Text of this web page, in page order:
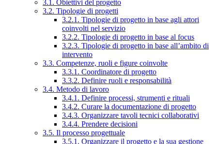
3.1. Obiettivi del progetto
3.2. Tipologie di progetti
3.2.1. Tipologie di progetto in base agli attori
coinvolti nel servizio
3.2.2. Tipologie di progetto in base al focus
3.2.3. Tipologie di progetto in base all’ambito di
intervento
3.3. Competenze, ruoli e figure coinvolte
3.3.1. Coordinatore di progetto
3.3.2. Definire ruoli e responsabilità
3.4. Metodo di lavoro
3.4.1. Definire processi, strumenti e rituali
3.4.2. Curare la documentazione di progetto
3.4.3. Organizzare tavoli tecnici collaborativi
3.4.4. Prendere decisioni
3.5. Il processo progettuale
3.5.1. Organizzare il progetto e la sua gestione